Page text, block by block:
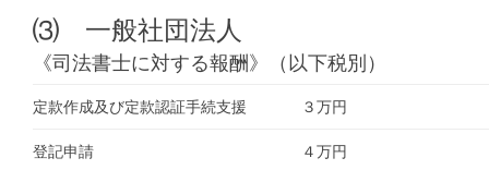
⑶ 一般社団法人
《司法書士に対する報酬》（以下税別）
定款作成及び定款認証手続支援 ３万円
登記申請 ４万円